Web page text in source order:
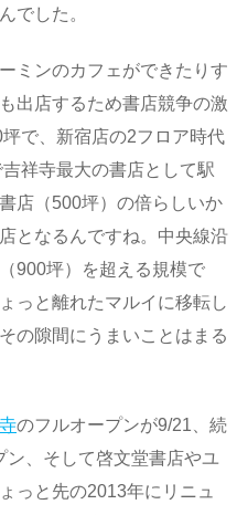
でした。
ミンのカフェができたりす
出店するため書店競争の激
で、新宿店の2フロア時代
祥寺最大の書店として駅
店（500坪）の倍らしいか
となるんですね。中央線沿
900坪）を超える規模で
っと離れたマルイに移転し
の隙間にうまいことはまる
のフルオープンが9/21、続
、そして啓文堂書店やユ
っと先の2013年にリニュ